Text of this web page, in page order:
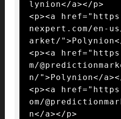
lynion</a></p>
<p><a
nexpert.com/en-
arket/
<p><a
m/
n/">Polynion</
<p><a
om/
n</a></p>